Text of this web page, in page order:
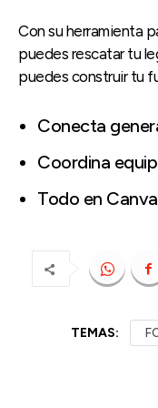
Con su herramienta
puedes rescatar tu
puedes construir tu
Conecta
Coordina
Todo en
TEMAS: